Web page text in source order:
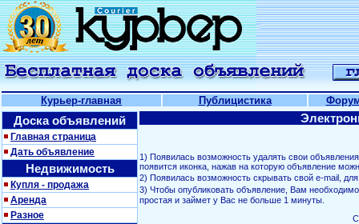
Курьер-главная Публицистика
Доска объявлений
Главная страница
Дать объявление
Недвижимость
Купля - продажа
Аренда
Разное
1) Появилась возможность удалять свои
появится иконка, нажав на которую объявление
2) Появилась возможность скрывать свой е-mail,
3) Чтобы опубликовать объявление, Вам
простая и займет у Вас не больше 1 минуты.